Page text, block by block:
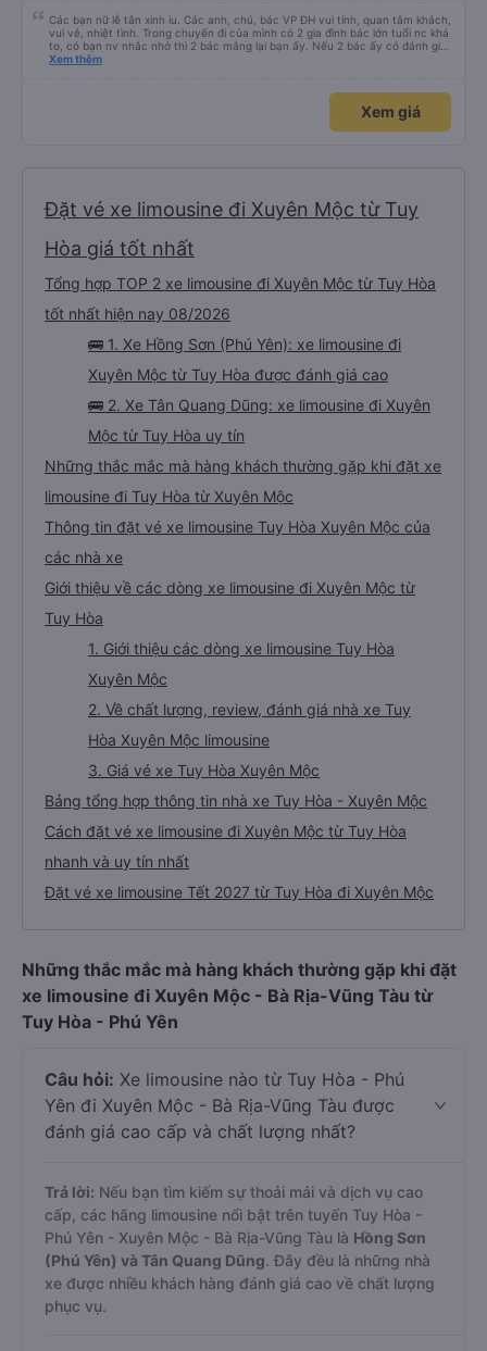
Các bạn nữ lễ tân xinh iu. Các anh, chú, bác VP ĐH vui tính, quan tâm khách,
vui vẻ, nhiệt tình. Trong chuyến đi của mình có 2 gia đình bác lớn tuổi nc khá
to, có bạn nv nhắc nhở thì 2 bác mắng lại bạn ấy. Nếu 2 bác ấy có đánh giá
xấu thì mình ngược lại nha. Bạn ấy nhắc nhở rất đúng. 2 bác nói rất to. To
bạn ấy nha. Nếu bạn ấy bị trừ thì bảo bạn ấy liên hệ sđt của mình, mình hỗ
trợ ạ. Số mình đuôi 666, chuyến ĐH-NT ngày 16/1. À các bạn nữ lễ tân xinh
iu còn đổi cho mình phòng đơn sang đôi xong còn note là (một mình) yêu
Xem thêm
Xem giá
Đặt vé xe limousine đi Xuyên Mộc từ Tuy
Hòa giá tốt nhất
Tổng hợp TOP 2 xe limousine đi Xuyên Mộc từ Tuy Hòa
tốt nhất hiện nay 08/2026
🚌 1. Xe Hồng Sơn (Phú Yên): xe limousine đi
Xuyên Mộc từ Tuy Hòa được đánh giá cao
🚌 2. Xe Tân Quang Dũng: xe limousine đi Xuyên
Mộc từ Tuy Hòa uy tín
Những thắc mắc mà hàng khách thường gặp khi đặt xe
limousine đi Tuy Hòa từ Xuyên Mộc
Thông tin đặt vé xe limousine Tuy Hòa Xuyên Mộc của
các nhà xe
Giới thiệu về các dòng xe limousine đi Xuyên Mộc từ
Tuy Hòa
1. Giới thiệu các dòng xe limousine Tuy Hòa
Xuyên Mộc
2. Về chất lượng, review, đánh giá nhà xe Tuy
Hòa Xuyên Mộc limousine
3. Giá vé xe Tuy Hòa Xuyên Mộc
Bảng tổng hợp thông tin nhà xe Tuy Hòa - Xuyên Mộc
Cách đặt vé xe limousine đi Xuyên Mộc từ Tuy Hòa
nhanh và uy tín nhất
Đặt vé xe limousine Tết 2027 từ Tuy Hòa đi Xuyên Mộc
Những thắc mắc mà hàng khách thường gặp khi đặt
xe limousine đi Xuyên Mộc - Bà Rịa-Vũng Tàu từ
Tuy Hòa - Phú Yên
Câu hỏi: Xe limousine nào từ Tuy Hòa - Phú
Yên đi Xuyên Mộc - Bà Rịa-Vũng Tàu được
đánh giá cao cấp và chất lượng nhất?
Trả lời: Nếu bạn tìm kiếm sự thoải mái và dịch vụ cao
cấp, các hãng limousine nổi bật trên tuyến Tuy Hòa -
Phú Yên - Xuyên Mộc - Bà Rịa-Vũng Tàu là Hồng Sơn
(Phú Yên) và Tân Quang Dũng. Đây đều là những nhà
xe được nhiều khách hàng đánh giá cao về chất lượng
phục vụ.